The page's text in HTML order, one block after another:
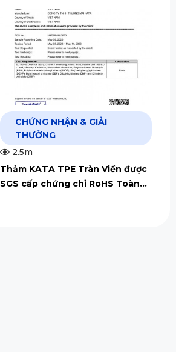
CHỨNG NHẬN & GIẢI
THƯỞNG
2.5m
Thảm KATA TPE Tràn Viền được
SGS cấp chứng chỉ RoHS Toàn